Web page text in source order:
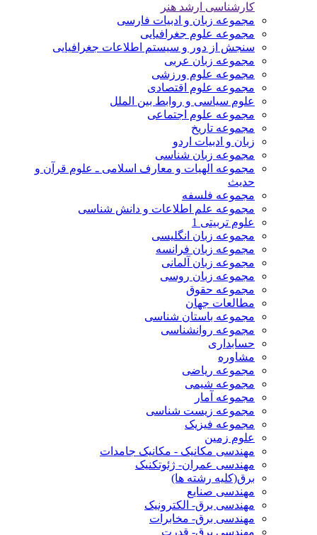
کارشناسی ارشد هنر
مجموعه زبان و ادبیات فارسی
مجموعه علوم جغرافیایی
سنجش از دور و سیستم اطلاعات جغرافیایی
مجموعه زبان عربی
مجموعه علوم ورزشی
مجموعه علوم اقتصادی
علوم سیاسی و روابط بین الملل
مجموعه علوم اجتماعی
مجموعه تاریخ
زبان و ادبیات اردو
مجموعه زبان شناسی
مجموعه الهیات و معارف اسلامی ـ علوم قرآن و
حدیث
مجموعه فلسفه
مجموعه علم اطلاعات و دانش شناسی
علوم تربیتی 1
مجموعه زبان انگلیسی
مجموعه زبان فرانسه
مجموعه زبان آلمانی
مجموعه زبان روسی
مجموعه حقوق
مطالعات جهان
مجموعه باستان شناسی
مجموعه روانشناسی
حسابداری
مشاوره
مجموعه ریاضی
مجموعه شیمی
مجموعه آمار
مجموعه زیست شناسی
مجموعه فیزیک
علوم زمین
مهندسی مکانیک - مکانیک جامدات
مهندسی عمران- ژئوتکنیک
برق(کلیه رشته ها)
مهندسی صنایع
مهندسی برق- الکترونیک
مهندسی برق- مخابرات
مهندسی برق- قدرت